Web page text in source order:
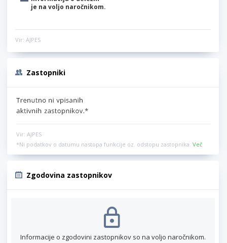
je na voljo naročnikom.
Vir: AJPES
Zastopniki
Vir: AJPES
*Ni podatkov o datumu nastopa funkcije oz. odstopu zastopnika. Več
Zgodovina zastopnikov
Informacije o zgodovini zastopnikov so na voljo naročnikom.